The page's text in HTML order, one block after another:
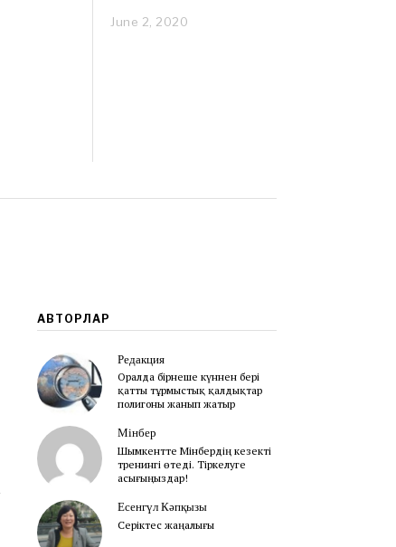
June 2, 2020
АВТОРЛАР
Редакция
Оралда бірнеше күннен бері
қатты тұрмыстық қалдықтар
полигоны жанып жатыр
Мінбер
Шымкентте Мінбердің кезекті
тренингі өтеді. Тіркелуге
асығыңыздар!
Есенгүл Кәпқызы
Серіктес жаңалығы